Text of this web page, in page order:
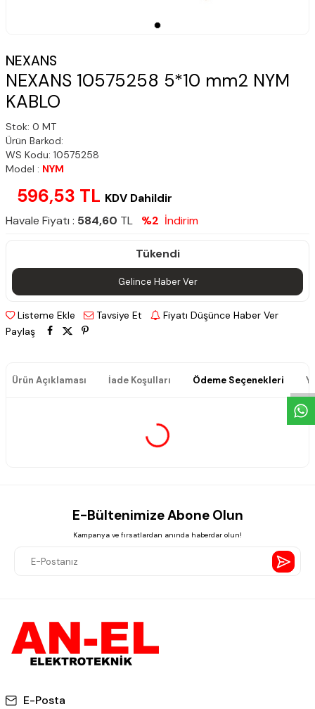
WhatsappDeseHatt
NEXANS
NEXANS 10575258 5*10 mm2 NYM
KABLO
Stok: 0 MT
Ürün Barkod:
WS Kodu: 10575258
Model : NYM
596,53 TL KDV Dahildir
Havale Fiyatı : 584,60 TL %2 İndirim
Tükendi
Gelince Haber Ver
Listeme Ekle Tavsiye Et
Fiyatı Düşünce Haber Ver
Paylaş
Ürün Açıklaması İade Koşulları Ödeme Seçenekleri
E-Bültenimize Abone Olun
Kampanya ve fırsatlardan anında haberdar olun!
E-Posta